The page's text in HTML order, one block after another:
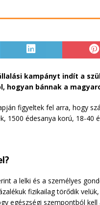
kampányt indít a
hogyan bánnak a
figyeltek fel arra, hogy
1500 édesanya korú, 18-40
a lelki és a személyes
fizikailag törődik
egészségi szempontból